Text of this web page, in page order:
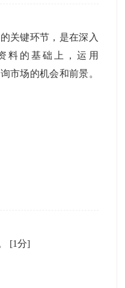
关键环节，是在深入
料的基础上，运用
场的机会和前景。
[1分]